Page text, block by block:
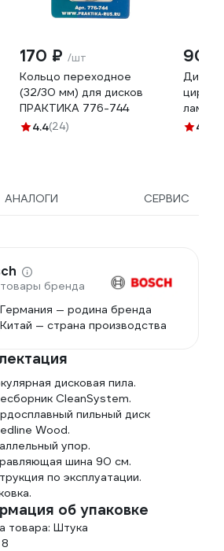
170 ₽ /шт
Кольцо переходное
(32/30 мм) для дисков
ПРАКТИКА 776-744
4.4(24)
900
Диск
4.7
АНАЛОГИ СЕРВИС
бренда
Германия — родина бренда
Китай — страна производства
дисковая пила.
CleanSystem.
пильный диск
Wood.
упор.
шина 90 см.
по эксплуатации.
об упаковке
товара: Штука